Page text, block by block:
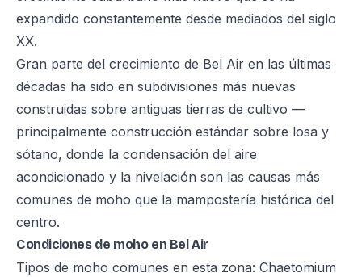
expandido constantemente desde mediados del siglo
XX.
Gran parte del crecimiento de Bel Air en las últimas
décadas ha sido en subdivisiones más nuevas
construidas sobre antiguas tierras de cultivo —
principalmente construcción estándar sobre losa y
sótano, donde la condensación del aire
acondicionado y la nivelación son las causas más
comunes de moho que la mampostería histórica del
centro.
Condiciones de moho en Bel Air
Tipos de moho comunes en esta zona: Chaetomium